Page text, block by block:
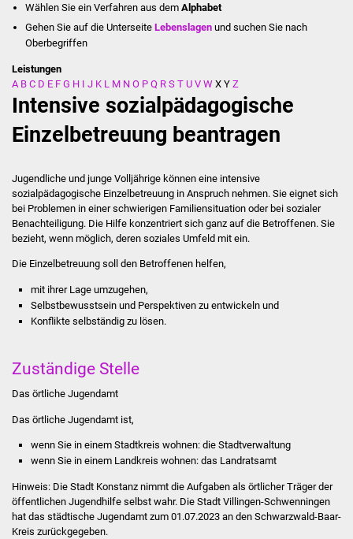
Summerrockfestival
Stadtverwaltung
Ansprechpartner
Stellenangebote
Kontakt
Veröffentlichungen
Ortsrecht
Jubiläumsjahr 2021
Partnerstädte
Wählen Sie ein Verfahren aus dem Alphabet
Gehen Sie auf die UnterseiteLebenslagen und suchen Sie nach
Oberbegriffen
Leistungen
A B C D E F G H I J K L M N O P Q R S T U V W X Y Z
Intensive sozialpädagogische
Einzelbetreuung beantragen
Jugendliche und junge Volljährige können eine intensive
sozialpädagogische Einzelbetreuung in Anspruch nehmen. Sie eignet sich
bei Problemen in einer schwierigen Familiensituation oder bei sozialer
Benachteiligung. Die Hilfe konzentriert sich ganz auf die Betroffenen. Sie
bezieht, wenn möglich, deren soziales Umfeld mit ein.
Die Einzelbetreuung soll den Betroffenen helfen,
mit ihrer Lage umzugehen,
Selbstbewusstsein und Perspektiven zu entwickeln und
Konflikte selbständig zu lösen.
Zuständige Stelle
Das örtliche Jugendamt
Das örtliche Jugendamt ist,
wenn Sie in einem Stadtkreis wohnen: die Stadtverwaltung
wenn Sie in einem Landkreis wohnen: das Landratsamt
Hinweis: Die Stadt Konstanz nimmt die Aufgaben als örtlicher Träger der
öffentlichen Jugendhilfe selbst wahr. Die Stadt Villingen-Schwenningen
hat das städtische Jugendamt zum 01.07.2023 an den Schwarzwald-Baar-
Kreis zurückgegeben.